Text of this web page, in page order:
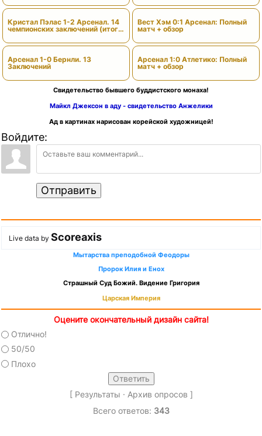
Кристал Пэлас 1-2 Арсенал. 14
чемпионских заключений (итоги
Арсенал 1-0 Бернли. 13
Заключений
Вест Хэм 0:1 Арсенал: Полный
матч + обзор
Арсенал 1:0 Атлетико: Полный
матч + обзор
Свидетельство бывшего буддистского монаха!
Майкл Джексон в аду - свидетельство Анжелики
Ад в картинах нарисован корейской художницей!
Войдите:
Отправить
Live data by Scoreaxis
Мытарства преподобной Феодоры
Пророк Илия и Енох
Страшный Суд Божий. Видение Григория
Царская Империя
Оцените окончательный дизайн сайта!
Отлично!
50/50
Плохо
[ Результаты · Архив опросов ]
Всего ответов: 343